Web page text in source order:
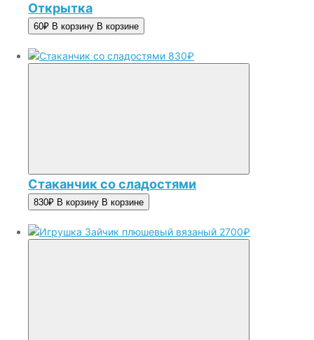
Открытка
60₽ В корзину В корзине
830₽
Стаканчик со сладостями
830₽ В корзину В корзине
2700₽